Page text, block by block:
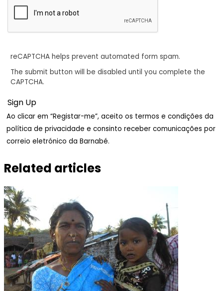
reCAPTCHA helps prevent automated form spam.
The submit button will be disabled until you complete the
CAPTCHA.
Ao clicar em “Registar-me”, aceito os termos e condições da
política de privacidade e consinto receber comunicações por
correio eletrónico da Barnabé.
Related articles